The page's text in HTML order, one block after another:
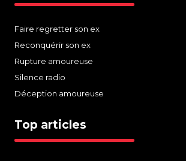
Faire regretter son ex
Reconquérir son ex
Rupture amoureuse
Silence radio
Déception amoureuse
Top articles